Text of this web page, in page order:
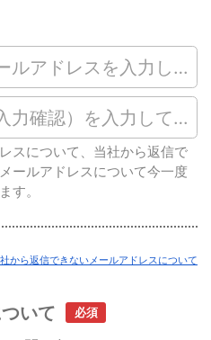
スについて、当社から返信で
ールアドレスについて今一度
す。
から返信できないメールアドレスについて
いて